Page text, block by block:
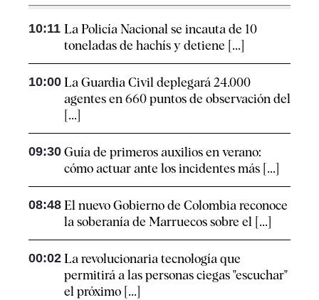
10:11 La Policía Nacional se incauta de 10
toneladas de hachís y detiene [...]
10:00 La Guardia Civil deplegará 24.000
agentes en 660 puntos de observación del
[...]
09:30 Guía de primeros auxilios en verano:
cómo actuar ante los incidentes más [...]
08:48 El nuevo Gobierno de Colombia reconoce
la soberanía de Marruecos sobre el [...]
00:02 La revolucionaria tecnología que
permitirá a las personas ciegas "escuchar"
el próximo [...]